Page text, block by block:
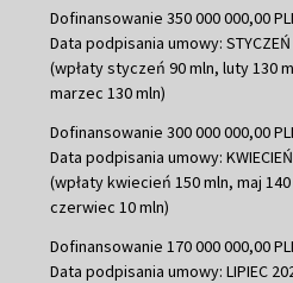
Dofinansowanie 350 000 000,00
Data podpisania umowy: STYCZEŃ
(wpłaty styczeń 90 mln, luty 130
marzec 130 mln)
Dofinansowanie 300 000 000,00
Data podpisania umowy:
(wpłaty kwiecień 150 mln, maj
czerwiec 10 mln)
Dofinansowanie 170 000 000,00
Data podpisania umowy: LIPIEC